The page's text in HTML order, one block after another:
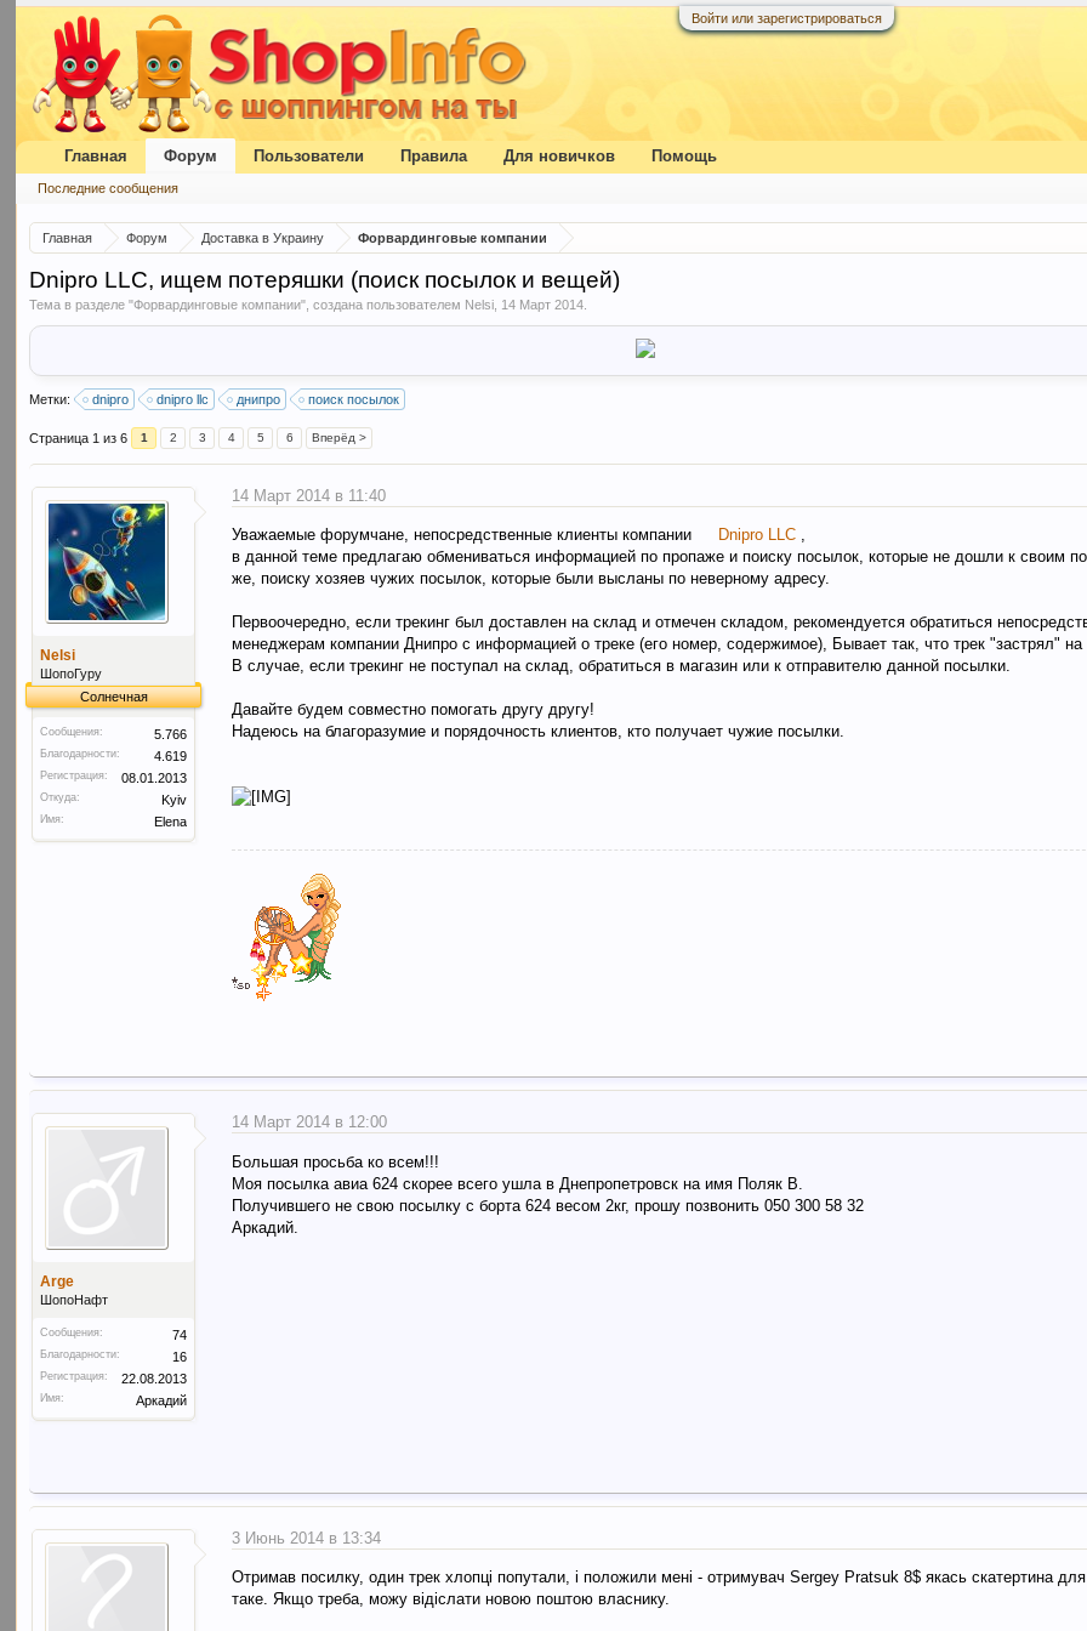
Войти или зарегистрироваться
Главная Форум Доставка в Украину Форвардинговые компании
Dnipro LLC, ищем потеряшки (поиск посылок и вещей)
Тема в разделе "Форвардинговые компании", создана пользователем Nelsi 14 Март 2014
Метки: dnipro dnipro llc днипро поиск посылок
Страница 1 из 6 1 2 3 4 5 6 Вперёд >
Nelsi
ШопоГуру
Солнечная
Сообщения: 5.766
Благодарности: 4.619
Регистрация: 08.01.2013
Откуда: Kyiv
Имя: Elena
14 Март 2014 в 11:40
Уважаемые форумчане, непосредственные клиенты компании Dnipro LLC ,
в данной теме предлагаю обмениваться информацией по пропаже и поиску посылок, которые не дошли к своим
же, поиску хозяев чужих посылок, которые были высланы по неверному адресу.
Первоочередно, если трекинг был доставлен на склад и отмечен складом, рекомендуется обратиться
менеджерам компании Днипро с информацией о треке (его номер, содержимое), Бывает так, что трек "застрял" на
В случае, если трекинг не поступал на склад, обратиться в магазин или к отправителю данной посылки.
Давайте будем совместно помогать другу другу!
Надеюсь на благоразумие и порядочность клиентов, кто получает чужие посылки.
Arge
ШопоНафт
Сообщения: 74
Благодарности: 16
Регистрация: 22.08.2013
Имя: Аркадий
14 Март 2014 в 12:00
Большая просьба ко всем!!!
Моя посылка авиа 624 скорее всего ушла в Днепропетровск на имя Поляк В.
Получившего не свою посылку с борта 624 весом 2кг, прошу позвонить 050 300 58 32
Аркадий.
3 Июнь 2014 в 13:34
Отримав посилку, один трек хлопці попутали, і положили мені - отримувач Sergey Pratsuk 8$ якась скатертина
таке. Якщо треба, можу відіслати новою поштою власнику.
Главная Форум
Последние сообщения
Пользователи Правила Для новичков Помощь